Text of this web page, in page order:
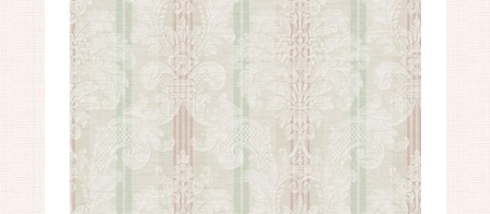
Ширина рулона:0.53
Материал покрытия:Акриловое
Страна:
США
Материал основы:Бумага
Раппорт:
53